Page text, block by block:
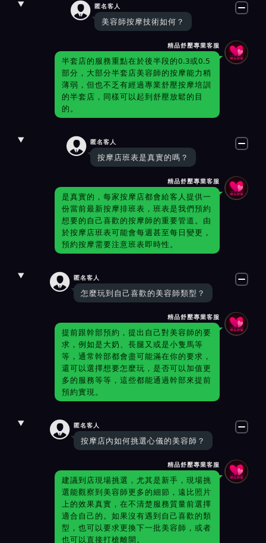
 匿名客人
美容師按摩技術如何？
精品舒壓專業客服
半套店的服務重點在於後半段的0.3或0.5
部分，大部分半套店美容師的按摩能力稍
薄弱，但也不乏有經過專業舒壓按摩培訓
的半套店，同樣可以起到舒壓放鬆的目
的。
 匿名客人
按摩店班表是真實的嗎？
精品舒壓專業客服
是真實的，每家按摩店都會給客人提供一
份當前最新按摩排班表，班表是我們預約
想要的自己喜歡的按摩師的重要管道。由
於按摩店班表可能會每週甚至每日變更，
預約按摩需要注意班表即時性。
 匿名客人
怎麼玩到自己喜歡的美容師類型？
精品舒壓專業客服
提前跟幹部預約，提出自己對美容師的要
求，例如是大奶、長腿又或是小隻馬等
等，通常幹部都會盡可能滿在你的要求，
還可以選擇想要怎麼玩，是否可以加值更
多的服務等等，這些都能通過幹部來提前
預約實現。
 匿名客人
按摩店內如何挑選心儀的美容師？
精品舒壓專業客服
建議到店現場挑選，尤其是新手，現場挑
選能觀察到美容師更多的細節，遠比照片
上的效果真實，在不清楚服務質量前選擇
適合自己的。如果沒有遇到自己喜歡的類
型，也可以要求更換下一批美容師，或者
也可以直接打槍離開。